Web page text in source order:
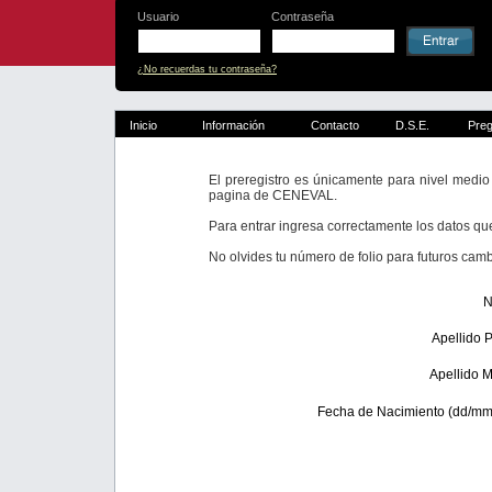
Usuario Contraseña
¿No recuerdas tu contraseña?
Inicio Información Contacto D.S.E.
El preregistro es únicamente para nivel
pagina de CENEVAL.
Para entrar ingresa correctamente los datos
No olvides tu número de folio para futuros
Apellido
Apellido
Fecha de Nacimiento (dd/